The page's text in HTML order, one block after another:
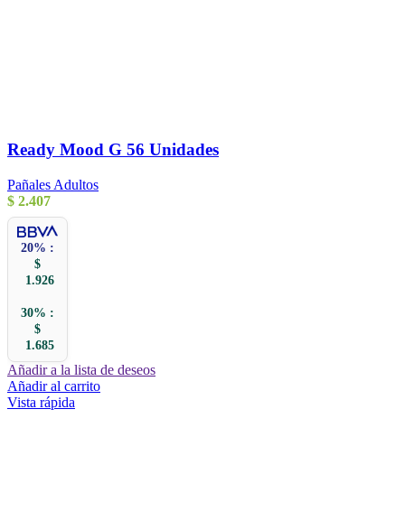
Ready Mood G 56 Unidades
Pañales Adultos
$ 2.407
20% :
$
1.926
30% :
$
1.685
Añadir a la lista de deseos
Añadir al carrito
Vista rápida